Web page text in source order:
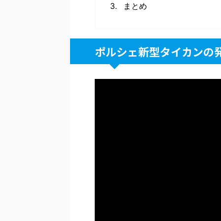
まとめ
ポルシェ新型タイカンの